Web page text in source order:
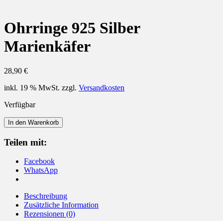
Ohrringe 925 Silber
Marienkäfer
28,90 €
inkl. 19 % MwSt. zzgl. Versandkosten
Verfügbar
Ohrringe
925
Silber
Marienkäfer
Menge
In den Warenkorb
Teilen mit:
Facebook
WhatsApp
Beschreibung
Zusätzliche Information
Rezensionen (0)